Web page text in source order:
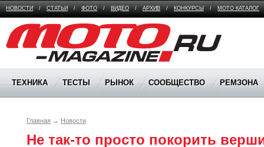
НОВОСТИ / СТАТЬИ / ФОТО / ВИДЕО / АРХИВ / КОНКУРСЫ / МОТО КАТАЛОГ
Moto Magazine
ТЕХНИКА ТЕСТЫ РЫНОК СООБЩЕСТВО РЕМЗОНА
Главная → Новости
Не так-то просто покорить